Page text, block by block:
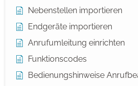
Nebenstellen importieren
Endgeräte importieren
Anrufumleitung einrichten
Funktionscodes
Bedienungshinweise